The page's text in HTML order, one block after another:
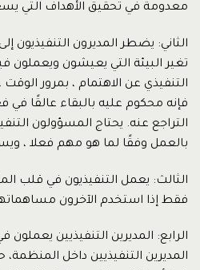
معدومة في تحقيق الأهداف التي
الثاني: يضطر المديرون التنفيذيون
تغير البيئة التي يعيشون ويعملون
التنفيذي عن الاهتمام ، بمرور
فإنه محكوم عليه بالبقاء عالقًا
التراجع عنه. يحتاج المسؤولون
بالعمل وفقًا لما هو مهم فعلا ،
الثالث: يعمل التنفيذيون في قلب
فقط إذا استخدم الآخرون
الرابع: المديرين التنفيذيين
المديرين التنفيذيين داخل